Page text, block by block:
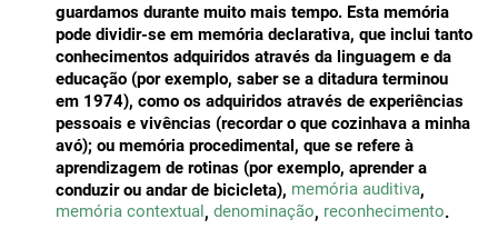
guardamos durante muito mais tempo. Esta memória
pode dividir-se em memória declarativa, que inclui tanto
conhecimentos adquiridos através da linguagem e da
educação (por exemplo, saber se a ditadura terminou
em 1974), como os adquiridos através de experiências
pessoais e vivências (recordar o que cozinhava a minha
avó); ou memória procedimental, que se refere à
aprendizagem de rotinas (por exemplo, aprender a
conduzir ou andar de bicicleta), memória auditiva
memória contextual ,denominação reconhecimento.